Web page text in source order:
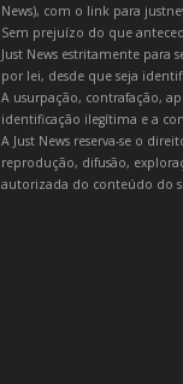
News), com o link para
Sem prejuízo do que
Just News estritamente para
por lei, desde que seja
A usurpação, contrafação,
identificação ilegítima e a
A Just News reserva-se o
reprodução, difusão,
autorizada do conteúdo do